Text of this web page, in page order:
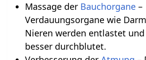
Massage der Bauchorgane–
Verdauungsorgane wie
Nieren werden entlastet
besser durchblutet.